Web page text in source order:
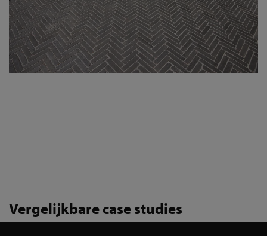
Vergelijkbare case studies